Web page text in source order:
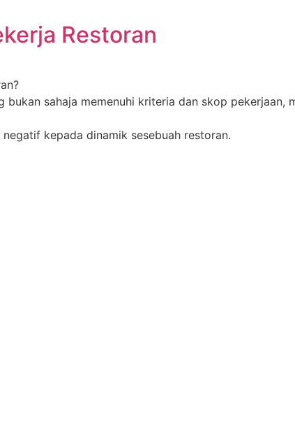
Restoran
sahaja memenuhi kriteria dan skop pekerjaan,
kepada dinamik sesebuah restoran.